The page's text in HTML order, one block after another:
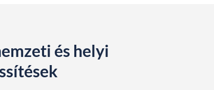
és helyi